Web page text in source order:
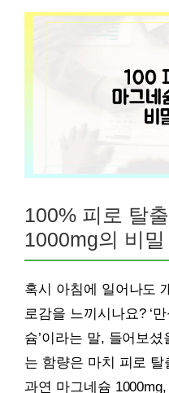
100% 피로 탈
1000mg의 비밀
혹시 아침에 일어나도
로감을 느끼시나요? ‘
슘’이라는 말, 들어보
는 함량은 마치 피로
과연 마그네슘